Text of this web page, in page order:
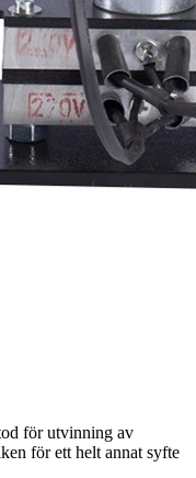
för utvinning av
för ett helt annat syfte